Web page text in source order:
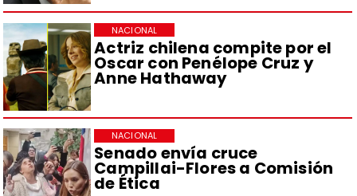
Actriz chilena compite por el
Oscar con Penélope Cruz y
Anne Hathaway
NACIONAL
Senado envía cruce
Campillai-Flores a Comisión
de Ética
NACIONAL